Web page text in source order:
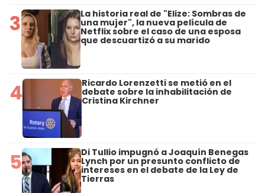
3 La historia real de "Elize: Sombras de
una mujer", la nueva película de
Netflix sobre el caso de una esposa
que descuartizó a su marido
4 Ricardo Lorenzetti se metió en el
debate sobre la inhabilitación de
Cristina Kirchner
5 Di Tullio impugnó a Joaquín Benegas
Lynch por un presunto conflicto de
intereses en el debate de la Ley de
Tierras